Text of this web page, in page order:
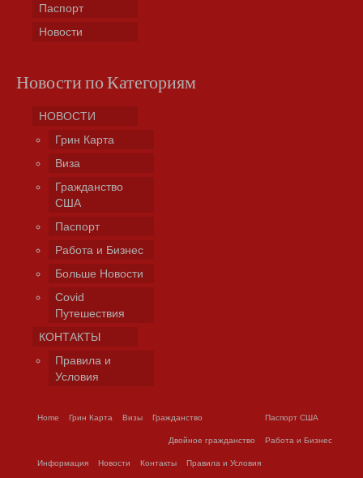
Паспорт
Новости
Новости по Категориям
НОВОСТИ
Грин Карта
Виза
Гражданство
США
Паспорт
Работа и Бизнес
Больше Новости
Covid
Путешествия
КОНТАКТЫ
Правила и
Условия
Home Грин Карта Визы Гражданство
Двойное гражданство
Паспорт США
Работа и Бизнес
Информация Новости Контакты Правила и Условия